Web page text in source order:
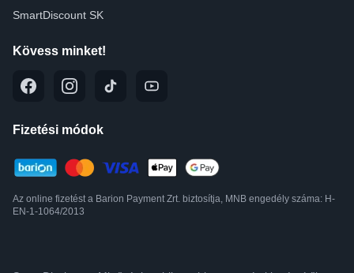
SmartDiscount SK
Kövess minket!
Fizetési módok
Az online fizetést a Barion Payment Zrt. biztosítja, MNB engedély száma: H-
EN-1-1064/2013